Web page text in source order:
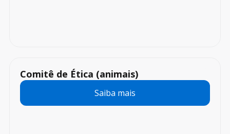
Comitê de Ética (animais)
Saiba mais